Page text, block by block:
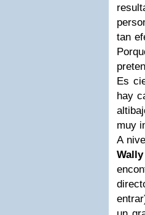
tan
Es
hay
muy
A